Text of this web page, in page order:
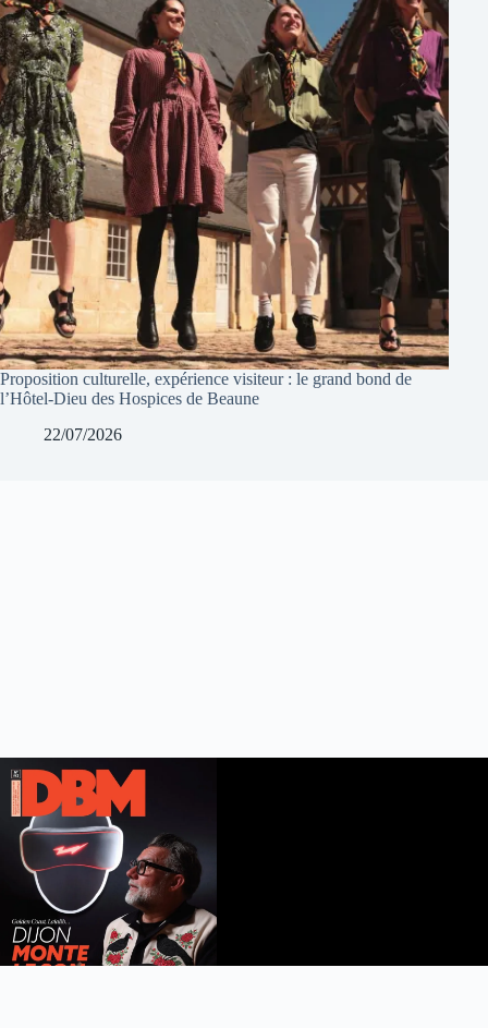
Proposition culturelle, expérience visiteur : le grand bond de
l’Hôtel-Dieu des Hospices de Beaune
22/07/2026